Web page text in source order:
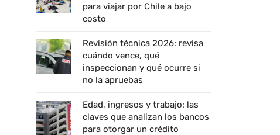
para viajar por Chile a bajo
costo
Revisión técnica 2026: revisa
cuándo vence, qué
inspeccionan y qué ocurre si
no la apruebas
Edad, ingresos y trabajo: las
claves que analizan los bancos
para otorgar un crédito